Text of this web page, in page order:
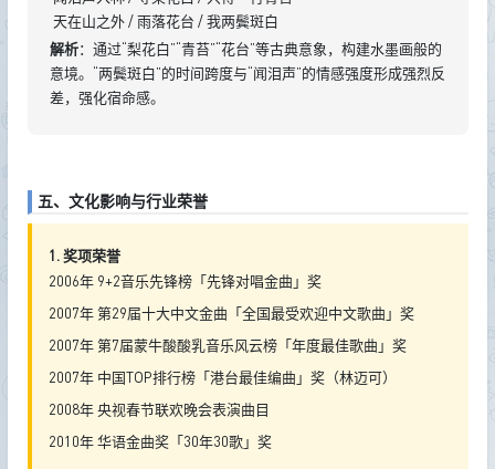
天在山之外 / 雨落花台 / 我两鬓斑白
解析：通过“梨花白”“青苔”“花台”等古典意象，构建水墨画般的
意境。“两鬓斑白”的时间跨度与“闻泪声”的情感强度形成强烈反
差，强化宿命感。
五、文化影响与行业荣誉
1. 奖项荣誉
2006年 9+2音乐先锋榜「先锋对唱金曲」奖
2007年 第29届十大中文金曲「全国最受欢迎中文歌曲」奖
2007年 第7届蒙牛酸酸乳音乐风云榜「年度最佳歌曲」奖
2007年 中国TOP排行榜「港台最佳编曲」奖（林迈可）
2008年 央视春节联欢晚会表演曲目
2010年 华语金曲奖「30年30歌」奖